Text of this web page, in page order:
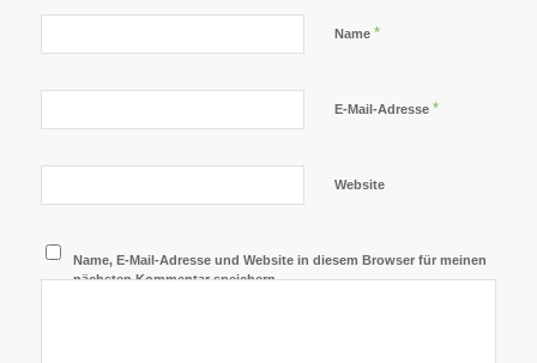
Name *
E-Mail-Adresse *
Website
Name, E-Mail-Adresse und Website in diesem Browser für meinen
nächsten Kommentar speichern.